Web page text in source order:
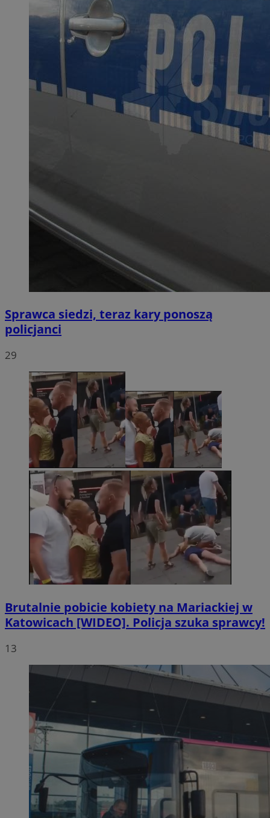
Sprawca siedzi, teraz kary ponoszą
policjanci
29
Brutalnie pobicie kobiety na Mariackiej w
Katowicach [WIDEO]. Policja szuka sprawcy!
13